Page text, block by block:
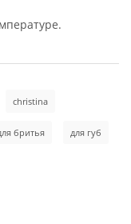
christina
бритья для губ